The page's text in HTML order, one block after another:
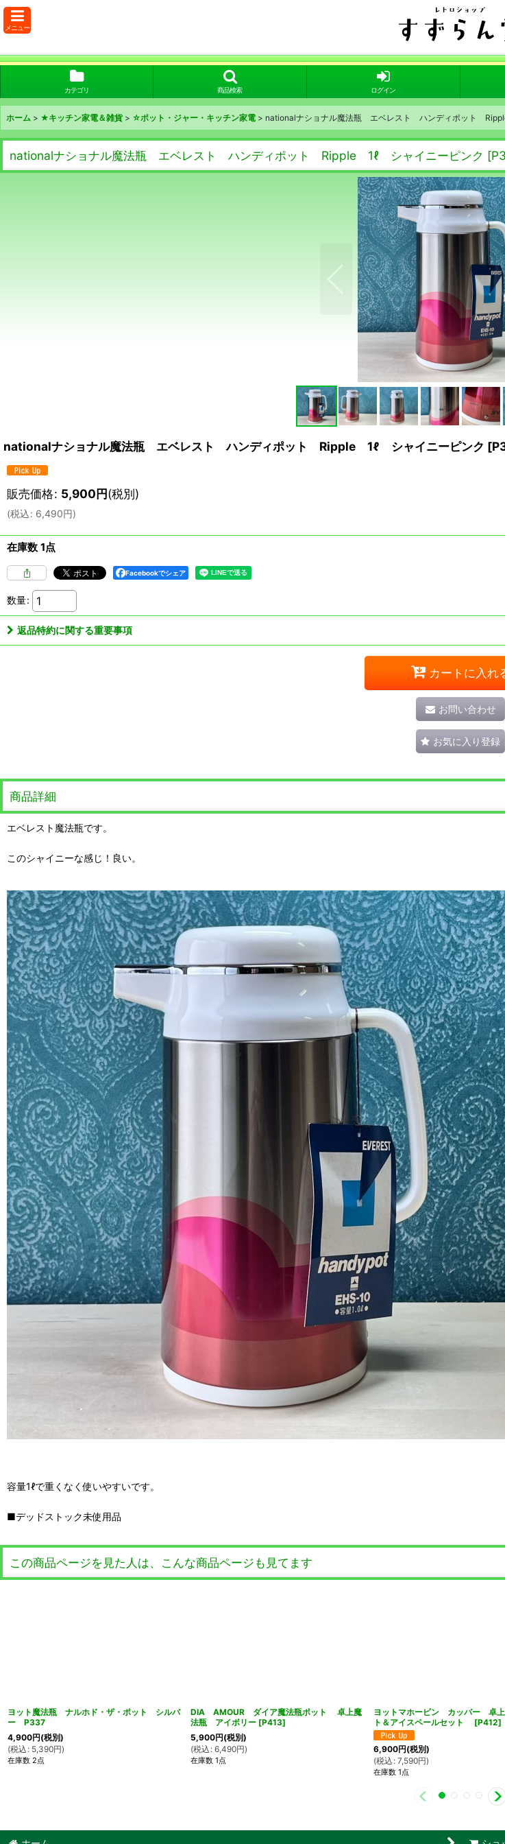
メニュー
カテゴリ 商品検索 ログイン
ホーム > ★キッチン家電＆雑貨 > ☆ポット・ジャー・キッチン家電 > nationalナショナル魔法瓶 エベレスト ハンディポット
nationalナショナル魔法瓶 エベレスト ハンディポット Ripple 1ℓ シャイニーピンク [
nationalナショナル魔法瓶 エベレスト ハンディポット Ripple 1ℓ シャイニーピンク [
販売価格: 5,900円(税別)
(税込: 6,490円)
在庫数 1点
Facebookでシェア
数量:
返品特約に関する重要事項
カートに入れ
お問い合わせ
お気に入り登録
商品詳細
エベレスト魔法瓶です。
このシャイニーな感じ！良い。
容量1ℓで重くなく使いやすいです。
■デッドストック未使用品
この商品ページを見た人は、こんな商品ページも見てます
ヨット魔法瓶 ナルホド・ザ・ポット シルバ
ー P337
4,900円(税別)
(税込 : 5,390円)
在庫数 2点
DIA AMOUR ダイア魔法瓶ポット 卓上魔
法瓶 アイボリー [P413]
5,900円(税別)
(税込 : 6,490円)
在庫数 1点
ヨットマホービン カッパー 卓上
ト＆アイスペールセット
[P412]
6,900円(税別)
(税込 : 7,590円)
在庫数 1点